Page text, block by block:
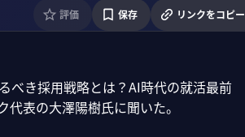
評価 保存 リンクをコピー
べき採用戦略とは？AI時代の就活最前
表の大澤陽樹氏に聞いた。